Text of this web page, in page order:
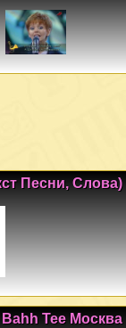
Песни, Слова)
Bahh Tee Москва